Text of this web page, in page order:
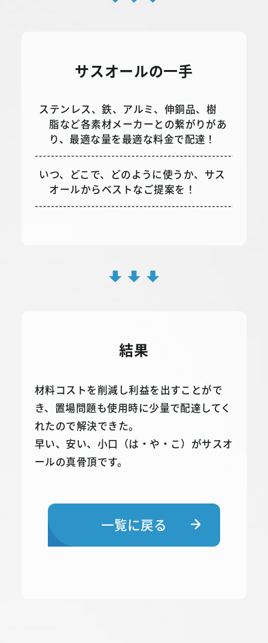
サスオールの一手
ステンレス、鉄、アルミ、伸銅品、樹
脂など各素材メーカーとの繋がりがあ
り、最適な量を最適な料金で配達！
いつ、どこで、どのように使うか、サス
オールからベストなご提案を！
結果
材料コストを削減し利益を出すことがで
き、置場問題も使用時に少量で配達してく
れたので解決できた。
早い、安い、小口（は・や・こ）がサスオ
ールの真骨頂です。
一覧に戻る